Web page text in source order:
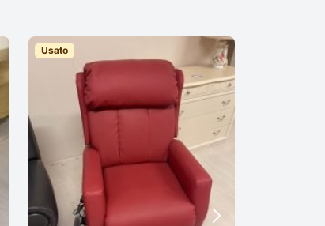
Usato